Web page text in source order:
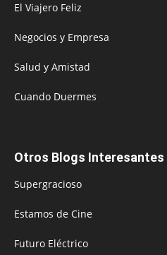
El Viajero Feliz
Negocios y Empresa
Salud y Amistad
Cuando Duermes
Otros Blogs Interesantes
Supergracioso
Estamos de Cine
Futuro Eléctrico